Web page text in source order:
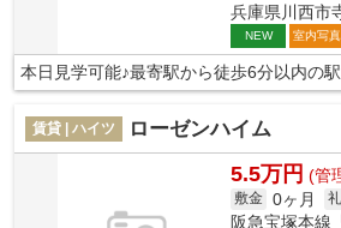
兵庫県川西市
NEW 室内写真
本日見学可能♪最寄駅から徒歩6分以内の
賃貸 | ハイツ ローゼンハイム
5.5万円 (管
敷金 0ヶ月
阪急宝塚本線